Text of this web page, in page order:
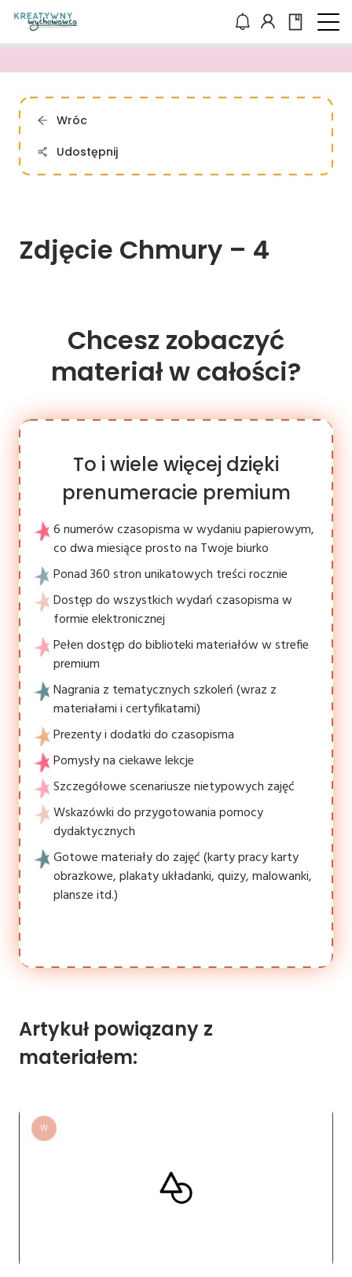
Wróc
Udostępnij
Zdjęcie Chmury – 4
Chcesz zobaczyć
materiał w całości?
To i wiele więcej dzięki
prenumeracie premium
6 numerów czasopisma w wydaniu papierowym,
co dwa miesiące prosto na Twoje biurko
Ponad 360 stron unikatowych treści rocznie
Dostęp do wszystkich wydań czasopisma w
formie elektronicznej
Pełen dostęp do biblioteki materiałów w strefie
premium
Nagrania z tematycznych szkoleń (wraz z
materiałami i certyfikatami)
Prezenty i dodatki do czasopisma
Pomysły na ciekawe lekcje
Szczegółowe scenariusze nietypowych zajęć
Wskazówki do przygotowania pomocy
dydaktycznych
Gotowe materiały do zajęć (karty pracy karty
obrazkowe, plakaty układanki, quizy, malowanki,
plansze itd.)
Artykuł powiązany z
materiałem:
W